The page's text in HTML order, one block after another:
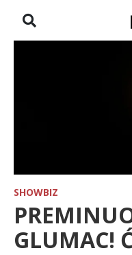
HRONIKA
FARMERI
SHOWBIZ
GLUMAC!